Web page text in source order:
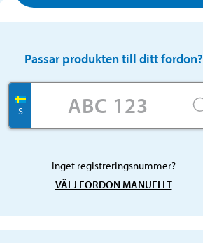
Passar produkten till ditt fordon?
S
Inget registreringsnummer?
VÄLJ FORDON MANUELLT